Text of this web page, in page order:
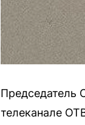
Председатель
телеканале